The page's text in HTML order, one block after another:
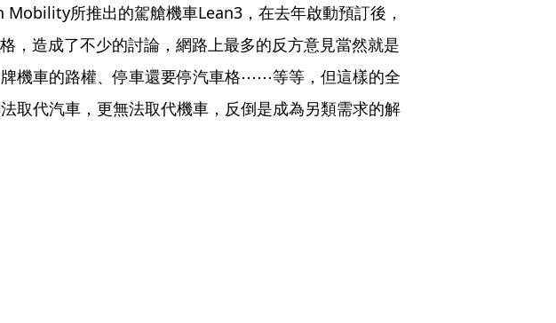
Mobility所推出的駕艙機車Lean3，在去年啟動預訂後，
，造成了不少的討論，網路上最多的反方意見當然就是
機車的路權、停車還要停汽車格⋯⋯等等，但這樣的全
取代汽車，更無法取代機車，反倒是成為另類需求的解